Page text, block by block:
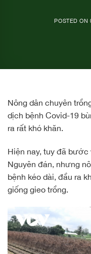
POSTED ON
Nông dân chuyên
dịch bệnh Covid-19
ra rất khó khăn.
Hiện nay, tuy đã bước
Nguyên đán, nhưng
bệnh kéo dài, đầu ra
giống gieo trồng.